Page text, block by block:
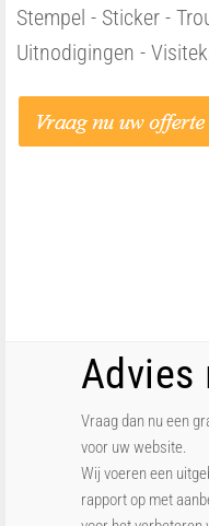
Stempel - Sticker -
Uitnodigingen -
Advies
Vraag dan nu een
voor uw website.
Wij voeren een
rapport op met